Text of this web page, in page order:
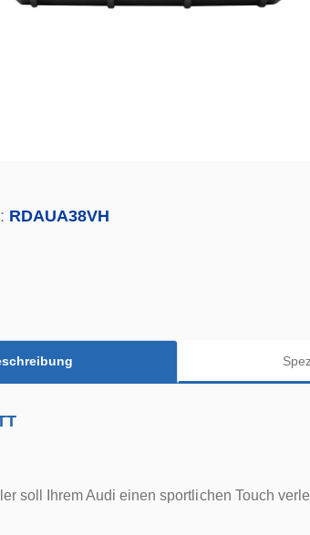
RDAUA38VH
soll Ihrem Audi einen sportlichen Touch